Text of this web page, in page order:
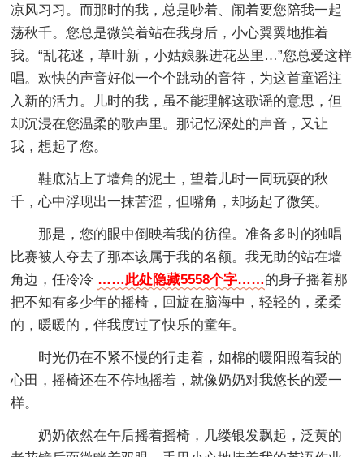
凉风习习。而那时的我，总是吵着、闹着要您陪我一起
荡秋千。您总是微笑着站在我身后，小心翼翼地推着
我。“乱花迷，草叶新，小姑娘躲进花丛里…”您总爱这样
唱。欢快的声音好似一个个跳动的音符，为这首童谣注
入新的活力。儿时的我，虽不能理解这歌谣的意思，但
却沉浸在您温柔的歌声里。那记忆深处的声音，又让
我，想起了您。
鞋底沾上了墙角的泥土，望着儿时一同玩耍的秋
千，心中浮现出一抹苦涩，但嘴角，却扬起了微笑。
那是，您的眼中倒映着我的彷徨。准备多时的独唱
比赛被人夺去了那本该属于我的名额。我无助的站在墙
角边，任冷冷 ……此处隐藏5558个字……的身子摇着那
把不知有多少年的摇椅，回旋在脑海中，轻轻的，柔柔
的，暖暖的，伴我度过了快乐的童年。
时光仍在不紧不慢的行走着，如棉的暖阳照着我的
心田，摇椅还在不停地摇着，就像奶奶对我悠长的爱一
样。
奶奶依然在午后摇着摇椅，几缕银发飘起，泛黄的